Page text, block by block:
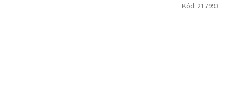
Kód: 217993